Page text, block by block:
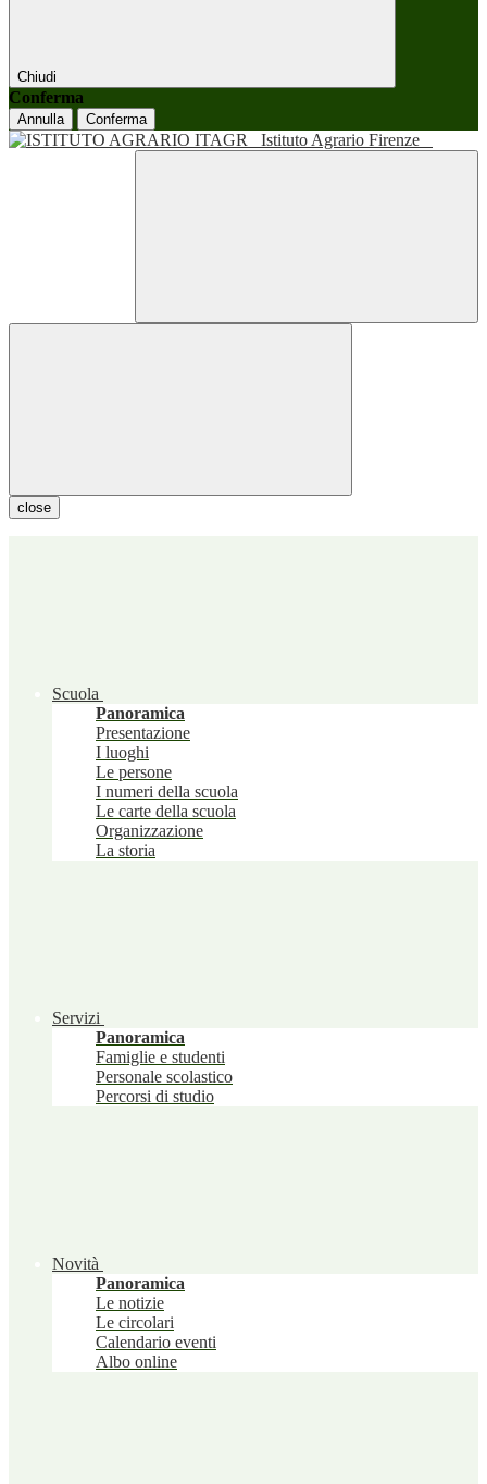
Chiudi
Conferma
Annulla Conferma
Istituto Agrario Firenze
close
Scuola
Panoramica
Presentazione
I luoghi
Le persone
I numeri della scuola
Le carte della scuola
Organizzazione
La storia
Servizi
Panoramica
Famiglie e studenti
Personale scolastico
Percorsi di studio
Novità
Panoramica
Le notizie
Le circolari
Calendario eventi
Albo online